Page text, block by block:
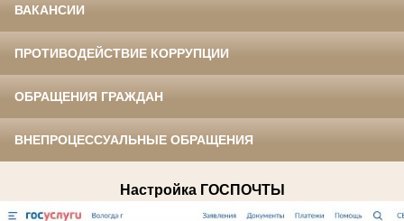
ВАКАНСИИ
ПРОТИВОДЕЙСТВИЕ КОРРУПЦИИ
ОБРАЩЕНИЯ ГРАЖДАН
ВНЕПРОЦЕССУАЛЬНЫЕ ОБРАЩЕНИЯ
Настройка ГОСПОЧТЫ